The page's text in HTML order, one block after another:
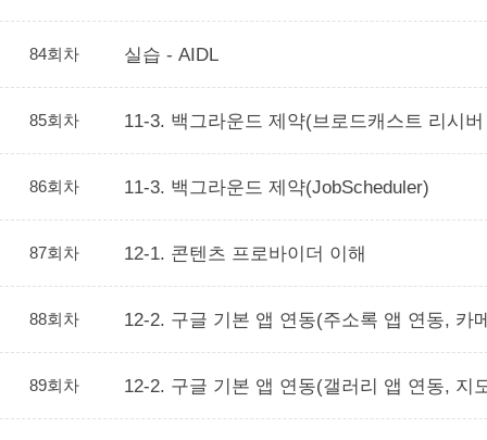
84회차 실습 - AIDL
85회차 11-3. 백그라운드 제약(브로드캐스트 리시
86회차 11-3. 백그라운드 제약(JobScheduler)
87회차 12-1. 콘텐츠 프로바이더 이해
88회차 12-2. 구글 기본 앱 연동(주소록 앱 연동, 카
89회차 12-2. 구글 기본 앱 연동(갤러리 앱 연동, 지